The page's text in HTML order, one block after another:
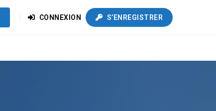
CONNEXION S’ENREGISTRER